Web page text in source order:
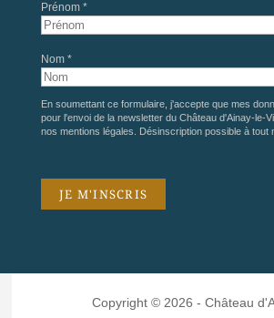
Prénom *
Nom *
En soumettant ce formulaire, j'accepte que mes
pour l'envoi de la newsletter du Château d'Ainay-le-
nos mentions légales . Désinscription possible à tout
Copyright © 2026 - Château